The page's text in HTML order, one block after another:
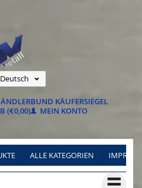
Deutsch
Français
(€0,00) MEIN KONTO
ALLE KATEGORIEN